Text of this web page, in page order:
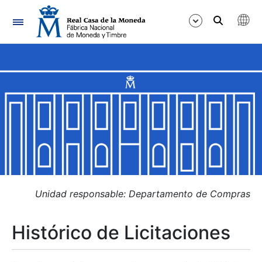
Navegación
Mostrar/Ocultar
Mostrar/Ocultar
Mostrar/Ocultar
Mostrar/Ocultar
Unidad responsable: Departamento de Compras
Histórico de Licitaciones